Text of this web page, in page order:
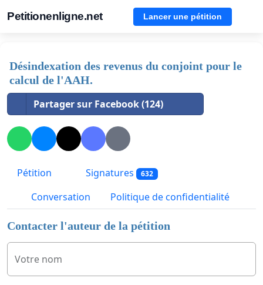
Petitionenligne.net Lancer une pétition
Désindexation des revenus du conjoint pour le
calcul de l'AAH.
Partager sur Facebook (124)
Pétition Signatures 632
Conversation Politique de confidentialité
Contacter l'auteur de la pétition
Votre nom